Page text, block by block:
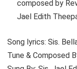
composed by
Jael Edith
Song lyrics: Sis.
Tune & Composed